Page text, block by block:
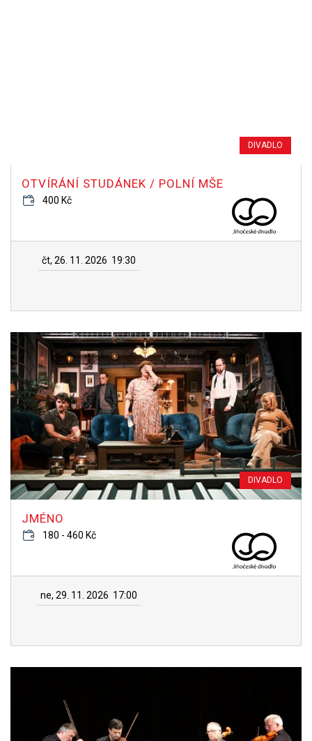
DIVADLO
OTVÍRÁNÍ STUDÁNEK / POLNÍ MŠE
400 Kč
čt, 26. 11. 2026 19:30
DIVADLO
JMÉNO
180 - 460 Kč
ne, 29. 11. 2026 17:00